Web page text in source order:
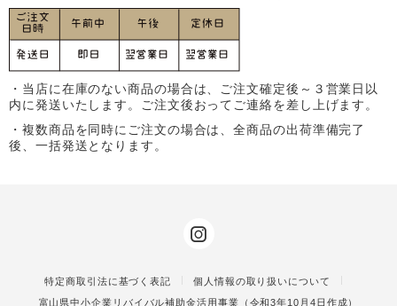
・当店に在庫のない商品の場合は、ご注文確定後～３営業日以
内に発送いたします。ご注文後おってご連絡を差し上げます。
・複数商品を同時にご注文の場合は、全商品の出荷準備完了
後、一括発送となります。
特定商取引法に基づく表記
個人情報の取り扱いについて
富山県中小企業リバイバル補助金活用事業（令和3年10月4日作成）